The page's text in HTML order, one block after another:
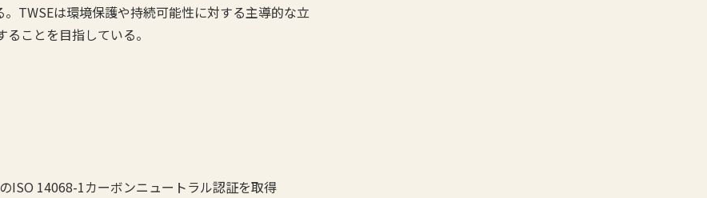
TWSEは環境保護や持続可能性に対する主導的な立
ことを目指している。
ISO 14068-1カーボンニュートラル認証を取得